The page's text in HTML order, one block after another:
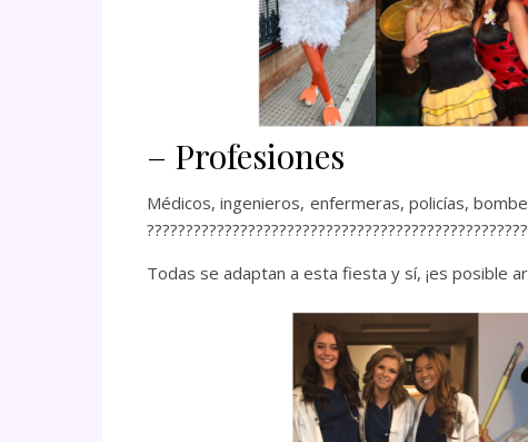
– Profesiones
Médicos, ingenieros, enfermeras, policías,
Todas se adaptan a esta fiesta y sí, ¡es posible